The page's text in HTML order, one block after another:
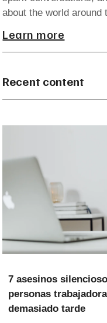
about the world around
Learn more
Recent content
7 asesinos
personas
demasiado tarde